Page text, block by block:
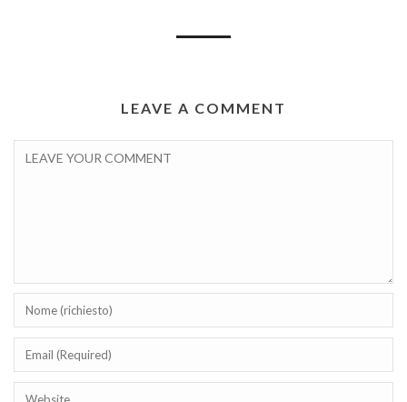
LEAVE A COMMENT